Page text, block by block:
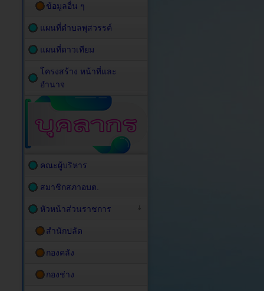
ข้อมูลอื่น ๆ
แผนที่ตำบลพุสวรรค์
แผนที่ดาวเทียม
โครงสร้าง หน้าที่และ
อำนาจ
คณะผู้บริหาร
สมาชิกสภาอบต.
หัวหน้าส่วนราชการ
สำนักปลัด
กองคลัง
กองช่าง